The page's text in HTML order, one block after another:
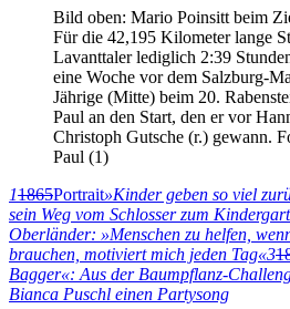
Bild oben: Mario Poinsitt beim
Für die 42,195 Kilometer lange
Lavanttaler lediglich 2:39
eine Woche vor dem Salzburg-
Jährige (Mitte) beim 20.
Paul an den Start, den er vor
Christoph Gutsche (r.) gewann.
Paul (1)
11865Portrait»Kinder geben so viel
sein Weg vom Schlosser zum
Oberländer: »Menschen zu helfen,
brauchen, motiviert mich jeden Tag«3
Bagger«: Aus der Baumpflanz-
Bianca Puschl einen Partysong